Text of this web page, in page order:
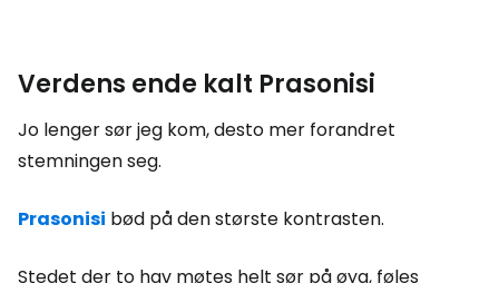
Verdens ende kalt Prasonisi
Jo lenger sør jeg kom, desto mer forandret
stemningen seg.
Prasonisi bød på den største kontrasten.
Stedet der to hav møtes helt sør på øya, føles